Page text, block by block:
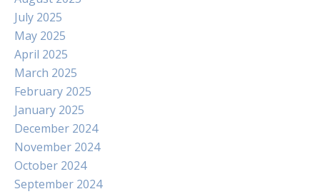
July 2025
May 2025
April 2025
March 2025
February 2025
January 2025
December 2024
November 2024
October 2024
September 2024